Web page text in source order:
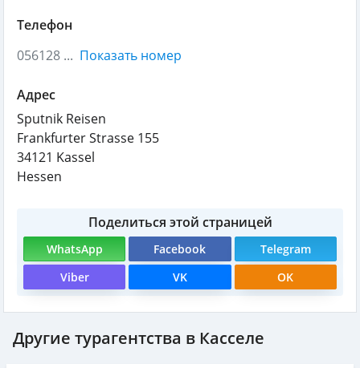
Телефон
056128 ... Показать номер
Адрес
Sputnik Reisen
Frankfurter Strasse 155
34121 Kassel
Hessen
Поделиться этой страницей
WhatsApp Facebook
Telegram
Viber
VK OK
Другие турагентства в Касселе